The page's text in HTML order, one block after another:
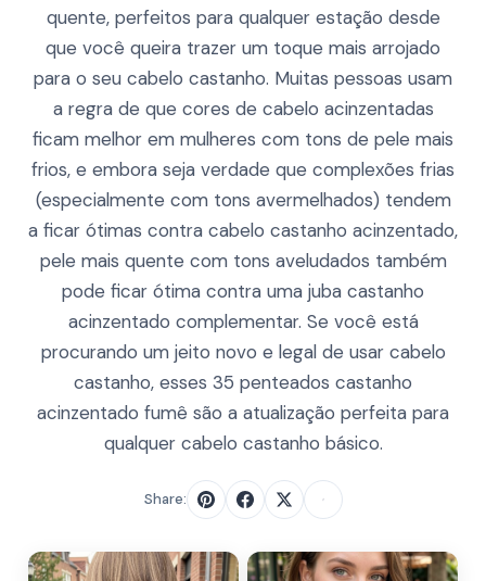
quente, perfeitos para qualquer estação desde
que você queira trazer um toque mais arrojado
para o seu cabelo castanho. Muitas pessoas usam
a regra de que cores de cabelo acinzentadas
ficam melhor em mulheres com tons de pele mais
frios, e embora seja verdade que complexões frias
(especialmente com tons avermelhados) tendem
a ficar ótimas contra cabelo castanho acinzentado,
pele mais quente com tons aveludados também
pode ficar ótima contra uma juba castanho
acinzentado complementar. Se você está
procurando um jeito novo e legal de usar cabelo
castanho, esses 35 penteados castanho
acinzentado fumê são a atualização perfeita para
qualquer cabelo castanho básico.
Share: